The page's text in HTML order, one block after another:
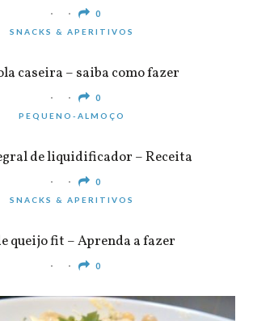
0
SNACKS & APERITIVOS
caseira – saiba como fazer
0
PEQUENO-ALMOÇO
de liquidificador – Receita
0
SNACKS & APERITIVOS
queijo fit – Aprenda a fazer
0